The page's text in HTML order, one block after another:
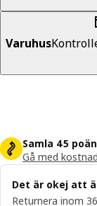
Varuhus
Samla 45
Gå med
Det är okej att
Returnera inom